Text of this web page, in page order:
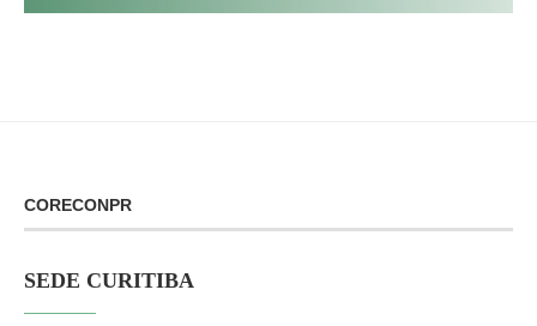
CORECONPR
SEDE CURITIBA